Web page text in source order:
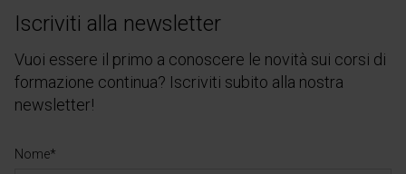
Iscriviti alla newsletter
Vuoi essere il primo a conoscere le novità sui corsi di
formazione continua? Iscriviti subito alla nostra
newsletter!
Nome*